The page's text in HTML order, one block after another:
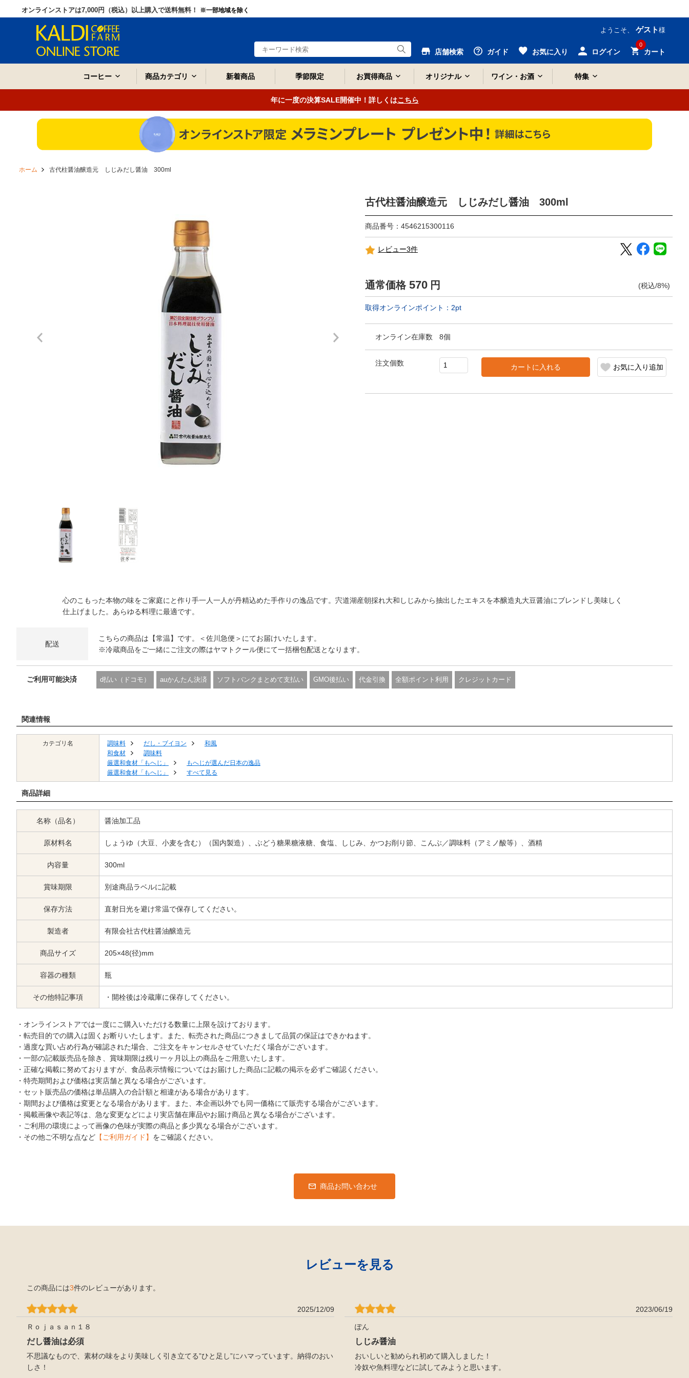
オンラインストアは7,000円（税込）以上購入で送料無料！ ※一部地域を除く
ようこそ、 ゲスト 様
店舗検索 ガイド お気に入り ログイン
0
カート
コーヒー 商品カテゴリ 新着商品 季節限定 お買得商品 オリジナル ワイン・お酒 特集
年に一度の決算SALE開催中！詳しくはこちら
ホーム 古代柱醤油醸造元 しじみだし醤油 300ml
古代柱醤油醸造元 しじみだし醤油 300ml
商品番号：4546215300116
レビュー3件
通常価格 570 円 (税込/8%)
取得オンラインポイント： 2pt
オンライン在庫数 8個
注文個数
カートに入れる お気に入り追加
心のこもった本物の味をご家庭にと作り手一人一人が丹精込めた手作りの逸品です。宍道湖産朝採れ大和しじみから抽出したエキスを本醸造丸大豆醤油にブレンドし美味しく
仕上げました。あらゆる料理に最適です。
配送
こちらの商品は【常温】です。＜佐川急便＞にてお届けいたします。
※冷蔵商品をご一緒にご注文の際はヤマトクール便にて一括梱包配送となります。
ご利用可能決済 d払い（ドコモ） auかんたん決済 ソフトバンクまとめて支払い GMO後払い 代金引換 全額ポイント利用 クレジットカード
関連情報
カテゴリ名 調味料 だし・ブイヨン
和風
和食材
調味料
厳選和食材「もへじ」
もへじが選んだ日本の逸品
厳選和食材「もへじ」
すべて見る
商品詳細
名称（品名） 醤油加工品
原材料名 しょうゆ（大豆、小麦を含む）（国内製造）、ぶどう糖果糖液糖、食塩、しじみ、かつお削り節、こんぶ／調味料（アミノ酸等）、酒精
内容量 300ml
賞味期限 別途商品ラベルに記載
保存方法 直射日光を避け常温で保存してください。
製造者 有限会社古代柱醤油醸造元
商品サイズ 205×48(径)mm
容器の種類 瓶
その他特記事項 ・開栓後は冷蔵庫に保存してください。
・オンラインストアでは一度にご購入いただける数量に上限を設けております。
・転売目的での購入は固くお断りいたします。また、転売された商品につきまして品質の保証はできかねます。
・過度な買い占め行為が確認された場合、ご注文をキャンセルさせていただく場合がございます。
・一部の記載販売品を除き、賞味期限は残り一ヶ月以上の商品をご用意いたします。
・正確な掲載に努めておりますが、食品表示情報についてはお届けした商品に記載の掲示を必ずご確認ください。
・特売期間および価格は実店舗と異なる場合がございます。
・セット販売品の価格は単品購入の合計額と相違がある場合があります。
・期間および価格は変更となる場合があります。また、本企画以外でも同一価格にて販売する場合がございます。
・掲載画像や表記等は、急な変更などにより実店舗在庫品やお届け商品と異なる場合がございます。
・ご利用の環境によって画像の色味が実際の商品と多少異なる場合がございます。
・その他ご不明な点など 【ご利用ガイド】 をご確認ください。
商品お問い合わせ
レビューを見る
この商品には3件のレビューがあります。
2025/12/09
Ｒｏｊａｓａｎ１８
だし醤油は必須
不思議なもので、素材の味をより美味しく引き立てる”ひと足し”にハマっています。納得のおい
しさ！
2023/06/19
ぽん
しじみ醤油
おいしいと勧められ初めて購入しました！
冷奴や魚料理などに試してみようと思います。